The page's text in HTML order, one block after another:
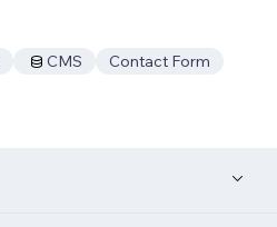
CMS
Contact Form